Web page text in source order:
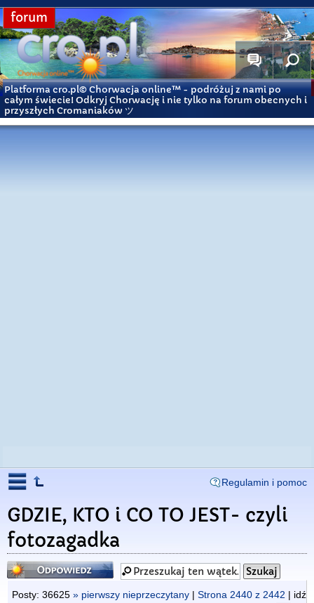
forum
Platforma cro.pl© Chorwacja online™ - podróżuj z nami po
całym świecie! Odkryj Chorwację i nie tylko na forum obecnych i
przyszłych Cromaniaków ツ
Regulamin i pomoc
GDZIE, KTO i CO TO JEST- czyli
fotozagadka
Odpowiedz
Posty: 36625 » pierwszy nieprzeczytany | Strona 2440 z 2442 | idź